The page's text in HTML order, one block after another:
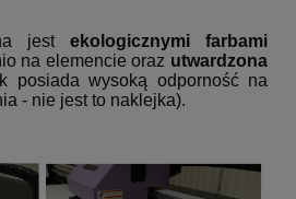
jest ekologicznymi farbami
na elemencie oraz utwardzona
posiada wysoką odporność na
- nie jest to naklejka).